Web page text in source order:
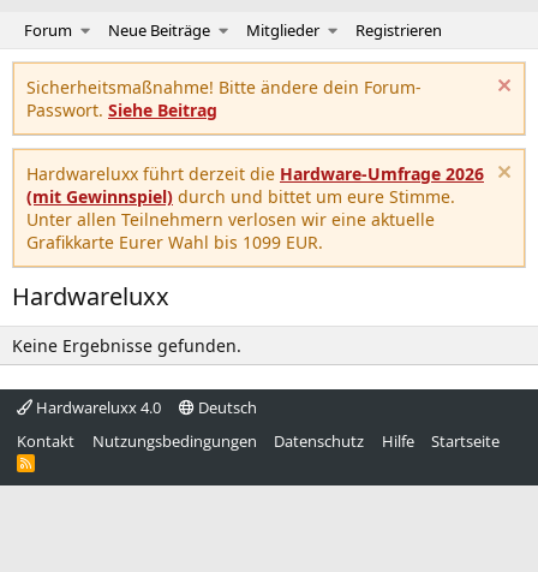
Forum Neue Beiträge Mitglieder Registrieren
Sicherheitsmaßnahme! Bitte ändere dein Forum-
Passwort. Siehe Beitrag
Hardwareluxx führt derzeit die Hardware-Umfrage 2026
(mit Gewinnspiel) durch und bittet um eure Stimme.
Unter allen Teilnehmern verlosen wir eine aktuelle
Grafikkarte Eurer Wahl bis 1099 EUR.
Hardwareluxx
Keine Ergebnisse gefunden.
Hardwareluxx 4.0
Deutsch
Kontakt
Nutzungsbedingungen Datenschutz Hilfe Startseite
R